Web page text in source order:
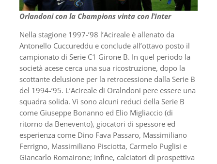
Orlandoni con la Champions vinta con l’Inter
Nella stagione 1997-’98 l’Acireale è allenato da
Antonello Cuccureddu e conclude all’ottavo posto il
campionato di Serie C1 Girone B. In quel periodo la
società acese cerca una sua ricostruzione, dopo la
scottante delusione per la retrocessione dalla Serie B
del 1994-’95. L’Acireale di Oralndoni pere essere una
squadra solida. Vi sono alcuni reduci della Serie B
come Giuseppe Bonanno ed Elio Migliaccio (di
ritorno da Benevento), giocatori di spessore ed
esperienza come Dino Fava Passaro, Massimiliano
Ferrigno, Massimiliano Pisciotta, Carmelo Puglisi e
Giancarlo Romairone; infine, calciatori di prospettiva